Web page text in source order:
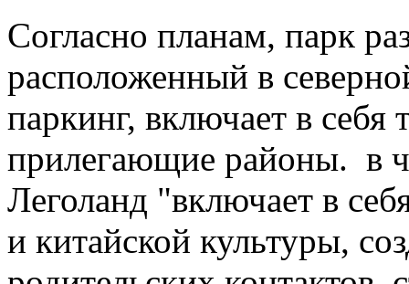
Согласно планам, парк
расположенный в
паркинг, включает в
прилегающие районы. в
Леголанд "включает в
и китайской культуры,